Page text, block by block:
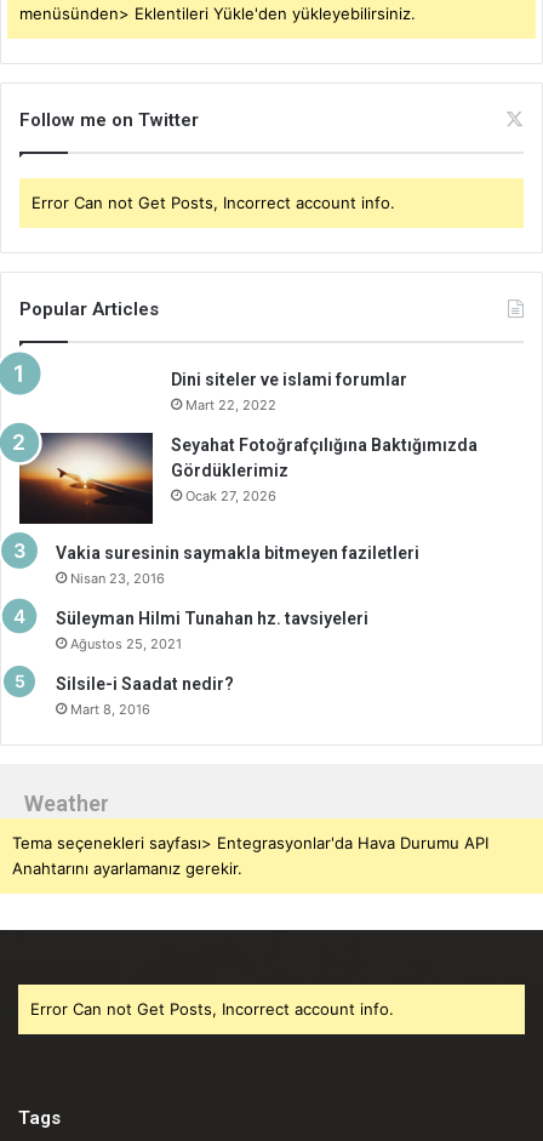
menüsünden> Eklentileri Yükle'den yükleyebilirsiniz.
Follow me on Twitter
Error Can not Get Posts, Incorrect account info.
Popular Articles
Dini siteler ve islami forumlar
Mart 22, 2022
Seyahat Fotoğrafçılığına Baktığımızda
Gördüklerimiz
Ocak 27, 2026
Vakia suresinin saymakla bitmeyen faziletleri
Nisan 23, 2016
Süleyman Hilmi Tunahan hz. tavsiyeleri
Ağustos 25, 2021
Silsile-i Saadat nedir?
Mart 8, 2016
Weather
Tema seçenekleri sayfası> Entegrasyonlar'da Hava Durumu API
Anahtarını ayarlamanız gerekir.
Error Can not Get Posts, Incorrect account info.
Tags